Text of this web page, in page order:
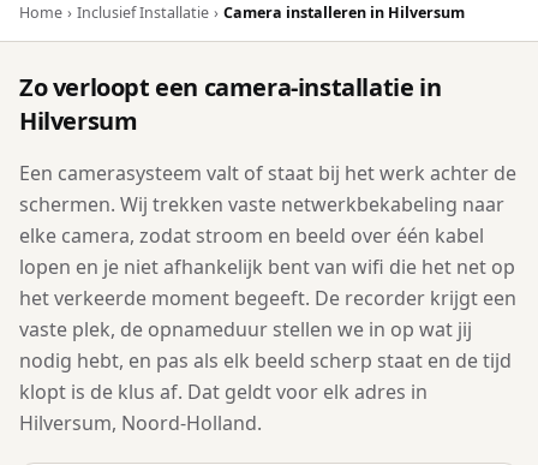
Home › Inclusief Installatie › Camera installeren in Hilversum
Zo verloopt een camera-installatie in
Hilversum
Een camerasysteem valt of staat bij het werk achter de
schermen. Wij trekken vaste netwerkbekabeling naar
elke camera, zodat stroom en beeld over één kabel
lopen en je niet afhankelijk bent van wifi die het net op
het verkeerde moment begeeft. De recorder krijgt een
vaste plek, de opnameduur stellen we in op wat jij
nodig hebt, en pas als elk beeld scherp staat en de tijd
klopt is de klus af. Dat geldt voor elk adres in
Hilversum, Noord-Holland.